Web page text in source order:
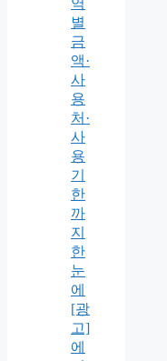
별
금
액·
사
용
처·
사
용
기
한
까
지
한
눈
에
[광
고]
에